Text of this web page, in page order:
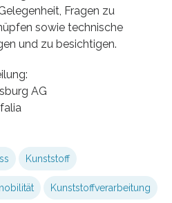
Fragen zu
sowie technische
und zu besichtigen.
AG
Kunststoff
Kunststoffverarbeitung